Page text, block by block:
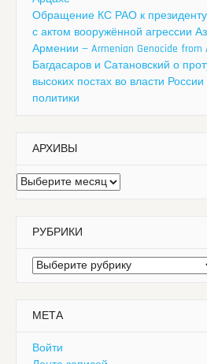
Обращение КС РАО к
с актом вооружённой агрессии
Армении — Armenian Genocide from
Багдасаров и Сатановский о
высоких постах во власти
политики
АРХИВЫ
Архивы
РУБРИКИ
Рубрики
МЕТА
Войти